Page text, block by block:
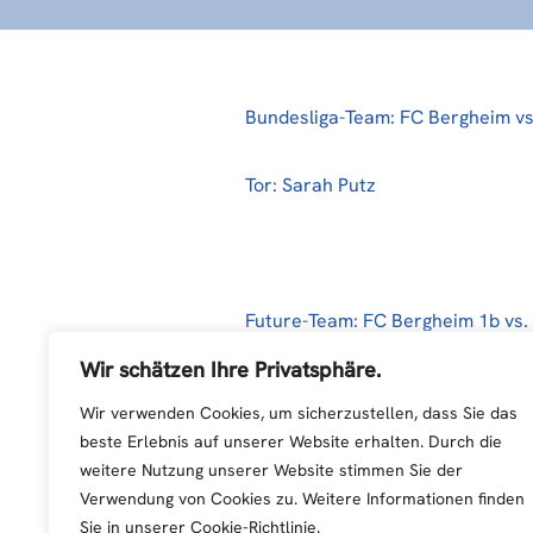
Wir schätzen Ihre Privatsphäre.
Wir verwenden Cookies, um sicherzustellen, dass Sie das
beste Erlebnis auf unserer Website erhalten. Durch die
weitere Nutzung unserer Website stimmen Sie der
Verwendung von Cookies zu. Weitere Informationen finden
Sie in unserer Cookie-Richtlinie.
Bundesliga-Team: FC Bergheim
Tor: Sarah Putz
Future-Team: FC Bergheim 1b
Tor: Marlene Egger